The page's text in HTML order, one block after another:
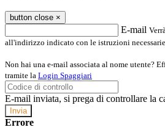
button close ×
E-mail
all'indirizzo indicato con le istruzioni
Non hai una e-mail associata al nome utente?
tramite la Login Spaggiari
E-mail inviata, si prega di controllare la
Errore